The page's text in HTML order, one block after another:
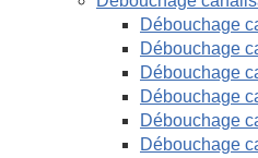
Débouchage
Débouchage
Débouchage
Débouchage
Débouchage
Débouchage